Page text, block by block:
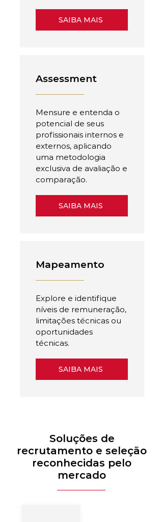
SAIBA MAIS
Assessment
Mensure e entenda o
potencial de seus
profissionais internos e
externos, aplicando
uma metodologia
exclusiva de avaliação e
comparação.
SAIBA MAIS
Mapeamento
Explore e identifique
níveis de remuneração,
limitações técnicas ou
oportunidades
técnicas.
SAIBA MAIS
Soluções de
recrutamento e seleção
reconhecidas pelo
mercado